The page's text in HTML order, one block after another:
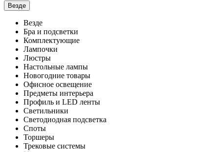
Везде
Везде
Бра и подсветки
Комплектующие
Лампочки
Люстры
Настольные лампы
Новогодние товары
Офисное освещение
Предметы интерьера
Профиль и LED ленты
Светильники
Светодиодная подсветка
Споты
Торшеры
Трековые системы